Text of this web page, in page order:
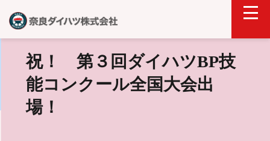
祝！ 第３回ダイハツBP技
能コンクール全国大会出
場！